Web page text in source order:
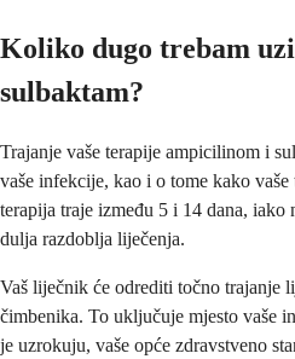
Koliko dugo trebam
sulbaktam?
Trajanje vaše terapije ampicilinom i
vaše infekcije, kao i o tome kako
terapija traje između 5 i 14 dana,
dulja razdoblja liječenja.
Vaš liječnik će odrediti točno trajanje
čimbenika. To uključuje mjesto vaše
je uzrokuju, vaše opće zdravstveno